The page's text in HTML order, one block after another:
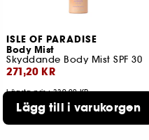
ISLE OF PARADISE
Body Mist
Skyddande Body Mist SPF 30
271,20 KR
Lägsta pris : 339,00 KR
Lägg till i varukorgen